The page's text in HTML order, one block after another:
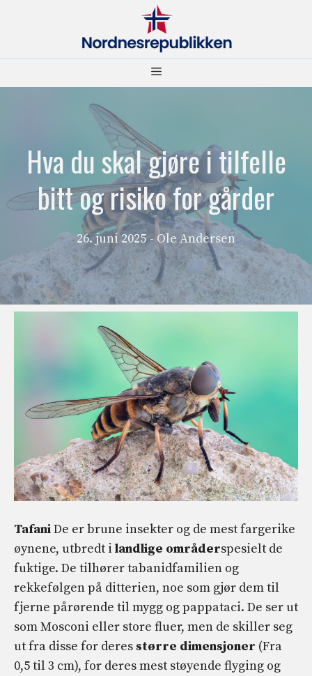
Meny
Hva du skal gjøre i tilfelle
bitt og risiko for gårder
26. juni 2025 - Ole Andersen
TafaniDe er brune insekter og de mest fargerike
øynene, utbredt i landlige områderspesielt de
fuktige. De tilhører tabanidfamilien og
rekkefølgen på ditterien, noe som gjør dem til
fjerne pårørende til mygg og pappataci. De ser ut
som Mosconi eller store fluer, men de skiller seg
ut fra disse for deres større dimensjoner (Fra
0,5 til 3 cm), for deres mest støyende flyging og